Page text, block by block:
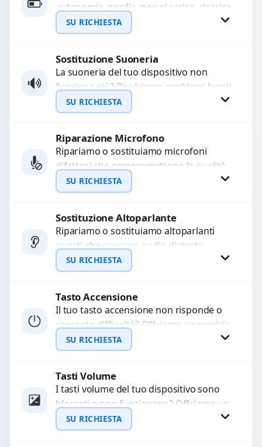
WhatsApp
autonomia, gonfia, non si carica, ricarica
lenta o cicli di ricarica esauriti?
Sostituiamo la...
SU RICHIESTA
Richiedi Preventivo
WhatsApp
Sostituzione Suoneria
La suoneria del tuo dispositivo non
funziona più? Risolviamo problemi legati
a moduli audio difettosi con interventi
precisi e componenti...
SU RICHIESTA
Richiedi Preventivo
WhatsApp
Riparazione Microfono
Ripariamo o sostituiamo microfoni
difettosi che compromettono la qualità
audio delle registrazioni o delle
chiamate. Diagnosi accurata e ricambi
SU RICHIESTA
Richiedi Preventivo
WhatsApp
Sostituzione Altoparlante
Ripariamo o sostituiamo altoparlanti
guasti che causano audio distorto,
basso o assente. Utilizziamo ricambi di
alta qualità garantiti per 3...
SU RICHIESTA
Richiedi Preventivo
WhatsApp
Tasto Accensione
Il tuo tasto accensione non risponde o
presenta difficoltà? Offriamo un servizio
professionale di riparazione o
sostituzione utilizzando componenti di...
SU RICHIESTA
Richiedi Preventivo
WhatsApp
Tasti Volume
I tasti volume del tuo dispositivo sono
bloccati o non funzionano? Offriamo un
servizio di riparazione o sostituzione
con ricambi...
SU RICHIESTA